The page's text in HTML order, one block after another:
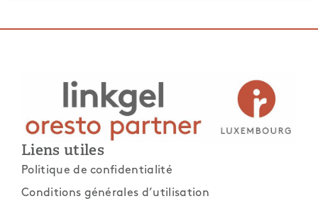
Liens utiles
Politique de confidentialité
Conditions générales d’utilisation